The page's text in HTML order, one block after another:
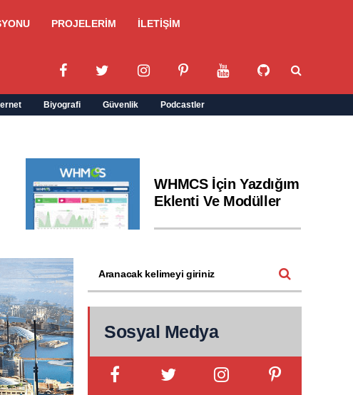
PROJELERİM İLETİŞİM
Biyografi Güvenlik Podcastler
WHMCS İçin Yazdığım
Eklenti Ve Modüller
Sosyal Medya